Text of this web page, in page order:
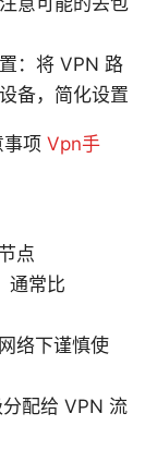
：将 VPN 路
备，简化设置
事项 Vpn手
点
通常比
络下谨慎使
配给 VPN 流